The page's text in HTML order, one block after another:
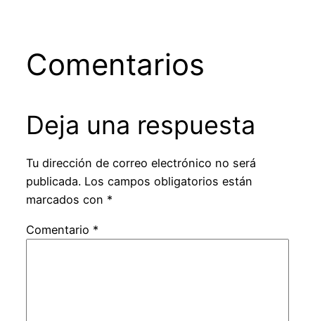
Comentarios
Deja una respuesta
Tu dirección de correo electrónico no será
publicada. Los campos obligatorios están
marcados con *
Comentario *